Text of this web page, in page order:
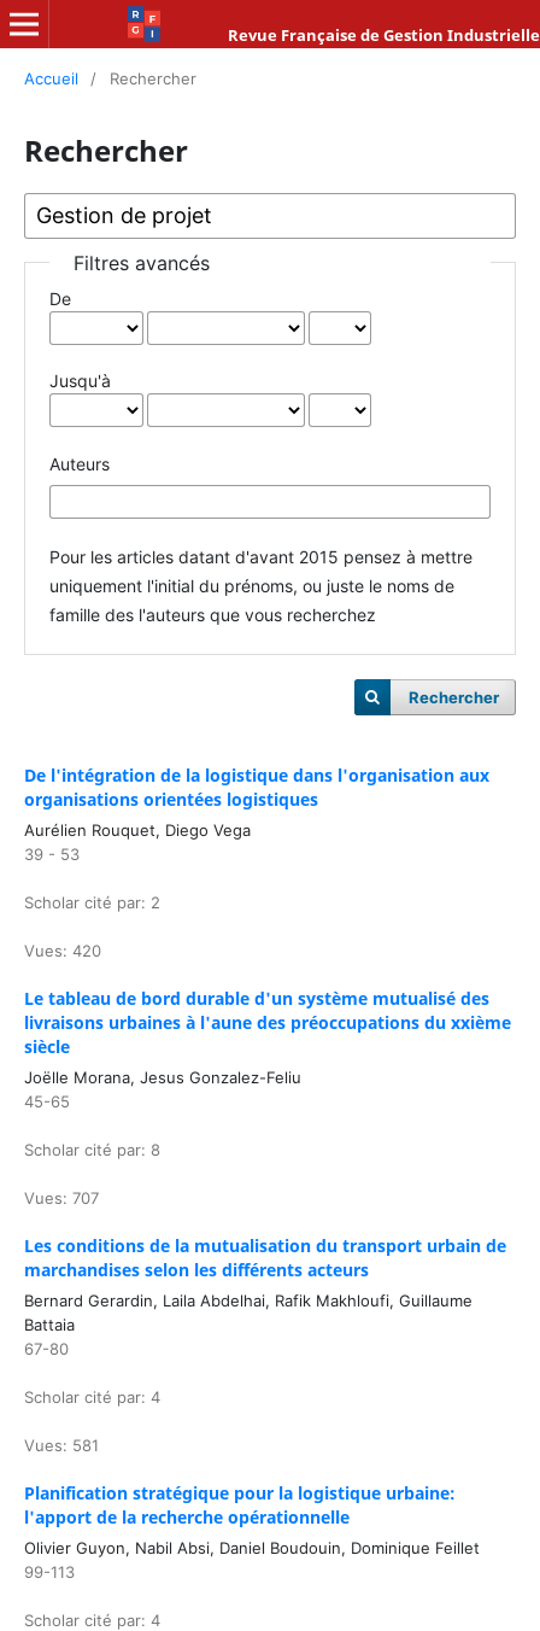
Revue Française de Gestion Industrielle
Accueil / Rechercher
Rechercher
Filtres avancés
De
Jusqu'à
Auteurs
Pour les articles datant d'avant 2015 pensez à mettre
uniquement l'initial du prénoms, ou juste le noms de
famille des l'auteurs que vous recherchez
Rechercher
De l'intégration de la logistique dans l'organisation aux
organisations orientées logistiques
Aurélien Rouquet, Diego Vega
39 - 53
Scholar cité par: 2
Vues: 420
Le tableau de bord durable d'un système mutualisé des
livraisons urbaines à l'aune des préoccupations du xxième
siècle
Joëlle Morana, Jesus Gonzalez-Feliu
45-65
Scholar cité par: 8
Vues: 707
Les conditions de la mutualisation du transport urbain de
marchandises selon les différents acteurs
Bernard Gerardin, Laila Abdelhai, Rafik Makhloufi, Guillaume
Battaia
67-80
Scholar cité par: 4
Vues: 581
Planification stratégique pour la logistique urbaine:
l'apport de la recherche opérationnelle
Olivier Guyon, Nabil Absi, Daniel Boudouin, Dominique Feillet
99-113
Scholar cité par: 4